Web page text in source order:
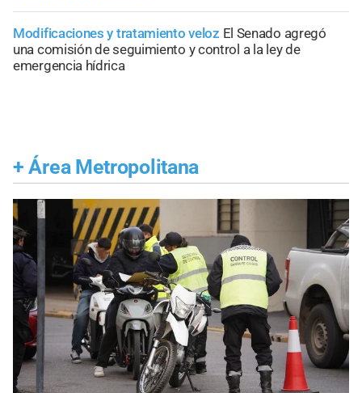
Modificaciones y tratamiento veloz El Senado agregó
una comisión de seguimiento y control a la ley de
emergencia hídrica
+ Área Metropolitana